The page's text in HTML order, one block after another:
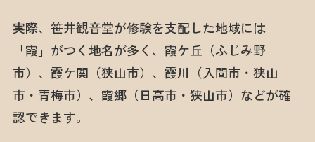
実際、笹井観音堂が修験を支配した地域には
「霞」がつく地名が多く、霞ケ丘（ふじみ野
市）、霞ケ関（狭山市）、霞川（入間市・狭山
市・青梅市）、霞郷（日高市・狭山市）などが確
認できます。